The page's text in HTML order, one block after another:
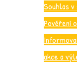
Souhlas
Pověření
akce a